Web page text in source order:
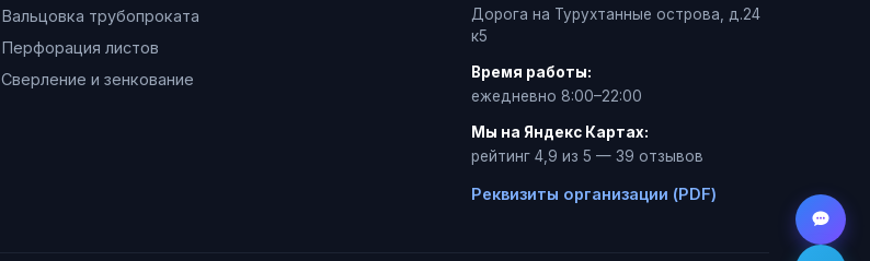
Вальцовка трубопроката
Перфорация листов
Сверление и зенкование
Дорога на Турухтанные острова, д.24
к5
Время работы:
ежедневно 8:00–22:00
Мы на Яндекс Картах:
рейтинг 4,9 из 5 — 39 отзывов
Реквизиты организации (PDF)